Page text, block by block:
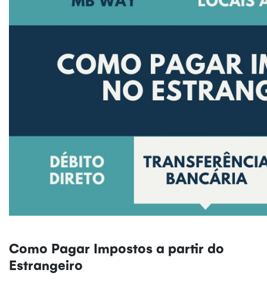
Como Pagar Impostos a partir do
Estrangeiro